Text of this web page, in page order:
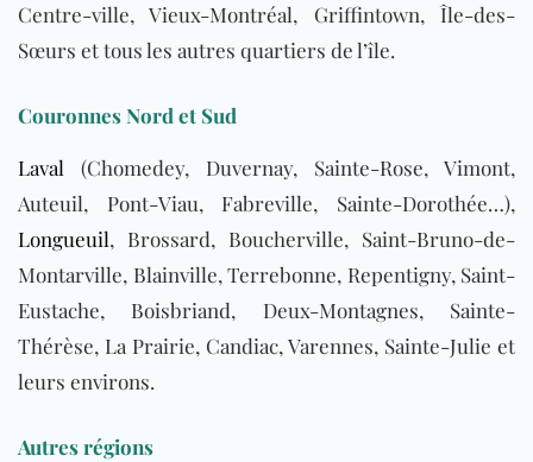
Centre-ville, Vieux-Montréal, Griffintown, Île-des-
Sœurs et tous les autres quartiers de l’île.
Couronnes Nord et Sud
Laval (Chomedey, Duvernay, Sainte-Rose, Vimont,
Auteuil, Pont-Viau, Fabreville, Sainte-Dorothée…),
Longueuil, Brossard, Boucherville, Saint-Bruno-de-
Montarville, Blainville, Terrebonne, Repentigny, Saint-
Eustache, Boisbriand, Deux-Montagnes, Sainte-
Thérèse, La Prairie, Candiac, Varennes, Sainte-Julie et
leurs environs.
Autres régions